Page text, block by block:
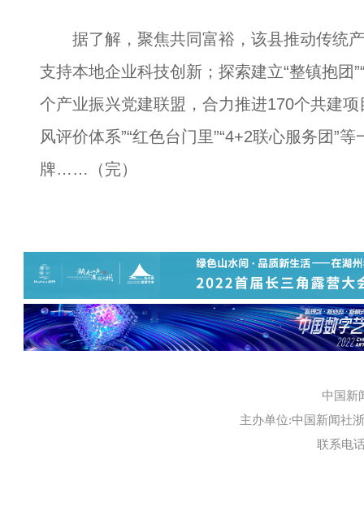
据了解，聚焦共同富裕，该县推动传统产
支持本地企业科技创新；探索建立“整镇抱团
个产业振兴党建联盟，合力推进170个共建
风评价体系”“红色台门里”“4+2联心服务团”
牌……（完）
中国新
主办单位:中国新闻社
联系电